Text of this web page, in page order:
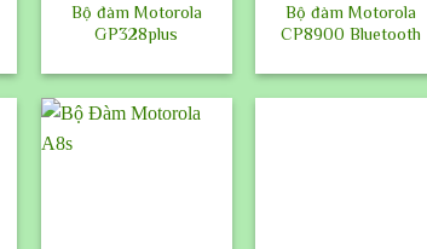
Bộ đàm Motorola
GP328plus
Bộ đàm Motorola
CP8900 Bluetooth